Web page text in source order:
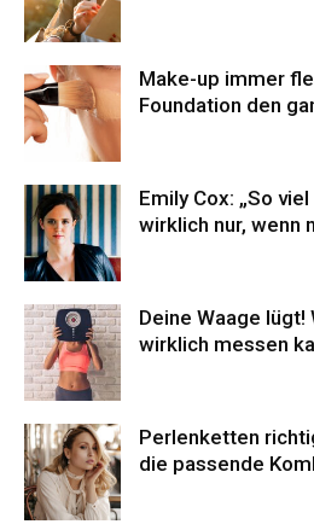
Make-up immer
Foundation den
Emily Cox: „So
wirklich nur, wenn
Deine Waage
wirklich messen
Perlenketten
die passende